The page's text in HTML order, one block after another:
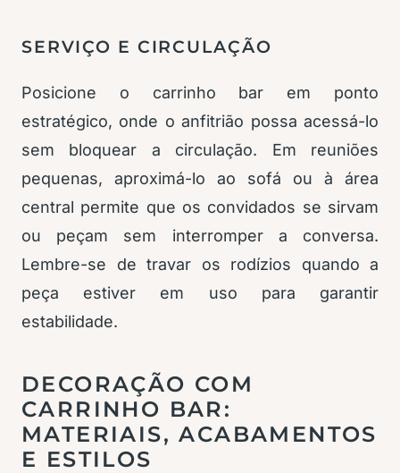
SERVIÇO E CIRCULAÇÃO
Posicione o carrinho bar em ponto
estratégico, onde o anfitrião possa acessá-lo
sem bloquear a circulação. Em reuniões
pequenas, aproximá-lo ao sofá ou à área
central permite que os convidados se sirvam
ou peçam sem interromper a conversa.
Lembre-se de travar os rodízios quando a
peça estiver em uso para garantir
estabilidade.
DECORAÇÃO COM
CARRINHO BAR:
MATERIAIS, ACABAMENTOS
E ESTILOS